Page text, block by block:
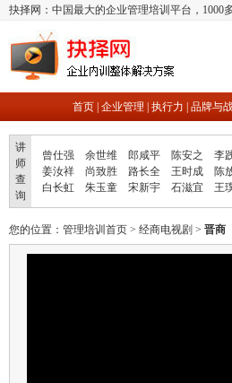
抉择网：中国最大的企业管理培训平台，1000
首页| 企业管理 执行力 品牌与
讲
师
查
询
曾仕强 余世维 郎咸平 陈安之 李
姜汝祥
尚致胜 路长全 王时成 陈
白长虹
朱玉童 宋新宇 石滋宜 王
您的位置： 管理培训首页 > 经商电视剧 > 晋商